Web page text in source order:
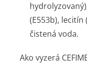
(E553b), lecitín
čistená voda.
Ako vyzerá